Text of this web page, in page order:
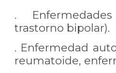
.
trastorno bipolar).
. Enfermedad
reumatoide,